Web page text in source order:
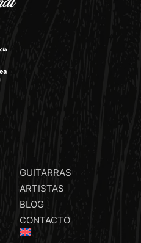
GUITARRAS
ARTISTAS
BLOG
CONTACTO